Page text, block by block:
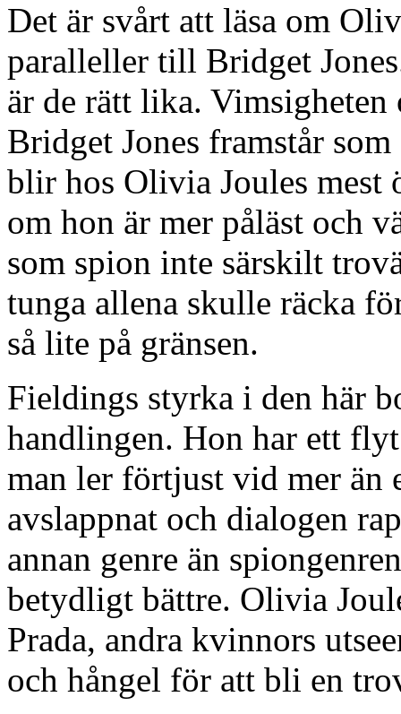
Det är svårt att läsa om
paralleller till Bridget
är de rätt lika.
Bridget Jones framstår
blir hos Olivia Joules mest
om hon är mer påläst och
som spion inte särskilt
tunga allena skulle räcka
så lite på gränsen.
Fieldings styrka i den här
handlingen. Hon har ett
man ler förtjust vid mer än
avslappnat och dialogen
annan genre än
betydligt bättre. Olivia
Prada, andra kvinnors
och hångel för att bli en